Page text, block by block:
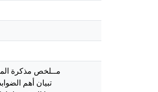
مــلخص مذكرة
تبيان أهم